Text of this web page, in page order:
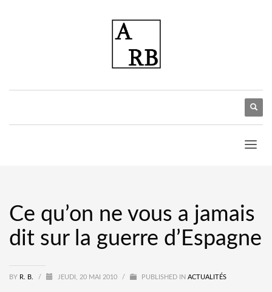
Ce qu’on ne vous a jamais
dit sur la guerre d’Espagne
BY R. B. / JEUDI, 20 MAI 2010 / PUBLISHED IN ACTUALITÉS